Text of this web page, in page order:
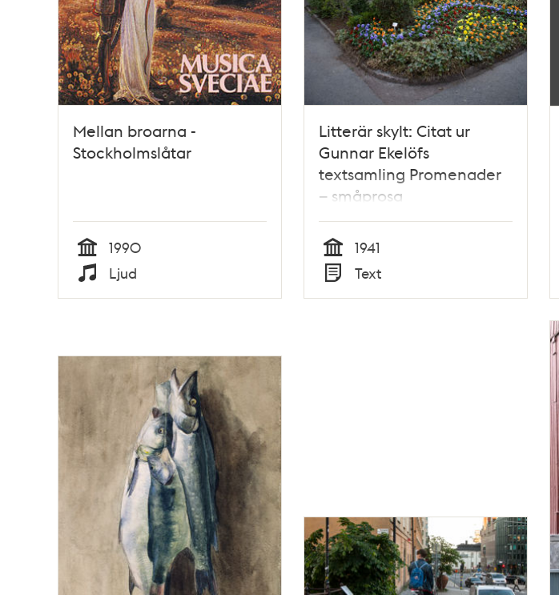
Mellan broarna -
Stockholmslåtar
Tid
1990
Typ
Ljud
Litterär skylt: Citat ur
Gunnar Ekelöfs
textsamling Promenader
– småprosa
Tid
1941
Typ
Text